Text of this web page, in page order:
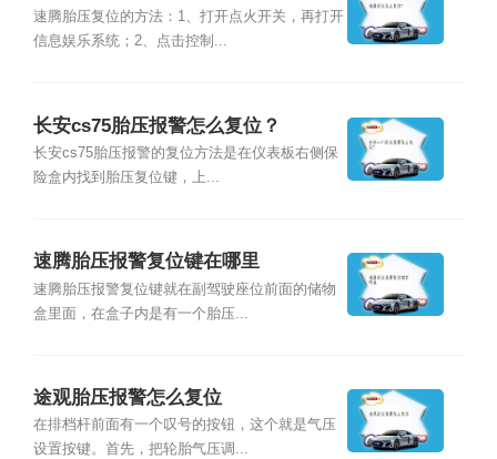
速腾胎压复位的方法：1、打开点火开关，再打开
信息娱乐系统；2、点击控制...
长安cs75胎压报警怎么复位？
长安cs75胎压报警的复位方法是在仪表板右侧保
险盒内找到胎压复位键，上...
速腾胎压报警复位键在哪里
速腾胎压报警复位键就在副驾驶座位前面的储物
盒里面，在盒子内是有一个胎压...
途观胎压报警怎么复位
在排档杆前面有一个叹号的按钮，这个就是气压
设置按键。首先，把轮胎气压调...